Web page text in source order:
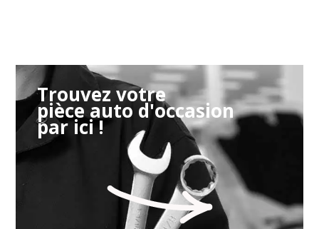
Trouvez votre
pièce auto d'occasion
par ici !